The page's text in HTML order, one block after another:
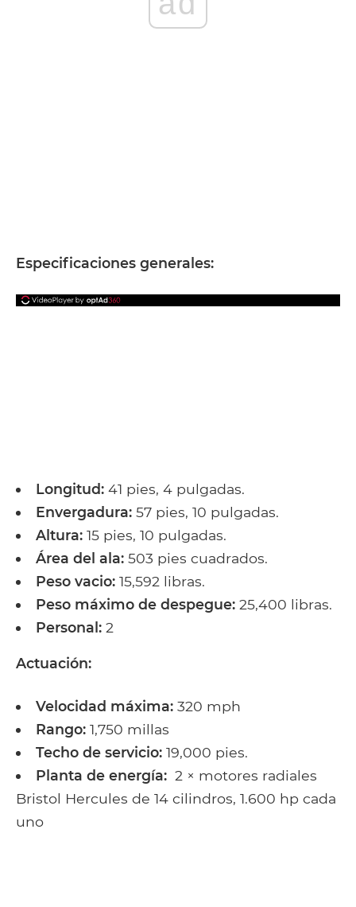
Especificaciones generales:
Longitud:41 pies, 4 pulgadas.
Envergadura:57 pies, 10 pulgadas.
Altura:15 pies, 10 pulgadas.
Área del ala:503 pies cuadrados.
Peso vacio:15,592 libras.
Peso máximo de despegue:25,400 libras.
Personal:2
Actuación:
Velocidad máxima:320 mph
Rango:1,750 millas
Techo de servicio:19,000 pies.
Planta de energía:2 × motores radiales
Bristol Hercules de 14 cilindros, 1.600 hp cada
uno